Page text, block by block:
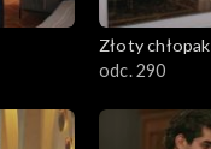
Złoty chłopak
odc. 290